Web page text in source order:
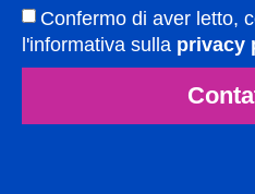
Confermo di aver letto,
l'informativa sulla privacy